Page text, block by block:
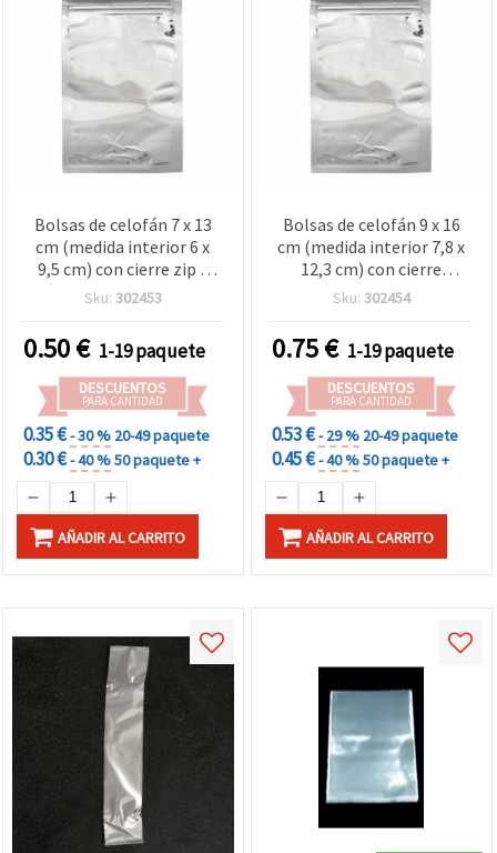
Bolsas de celofán 7 x 13
cm (medida interior 6 x
9,5 cm) con cierre zip y
dorso de aluminio - Pack
Sku: 302453
0.50€ 1-19 paquete
DESCUENTOS
PARA CANTIDAD
0.35 €- 30 % 20-49 paquete
0.30 €- 40 %50 paquete +
AÑADIR AL CARRITO
Bolsas de celofán 9 x 16
cm (medida interior 7,8 x
12,3 cm) con cierre
hermético tipo zip y parte
de 10 uds
Sku: 302454
0.75€ 1-19 paquete
DESCUENTOS
PARA CANTIDAD
0.53 €- 29 % 20-49 paquete
0.45 €- 40 %50 paquete +
AÑADIR AL CARRITO